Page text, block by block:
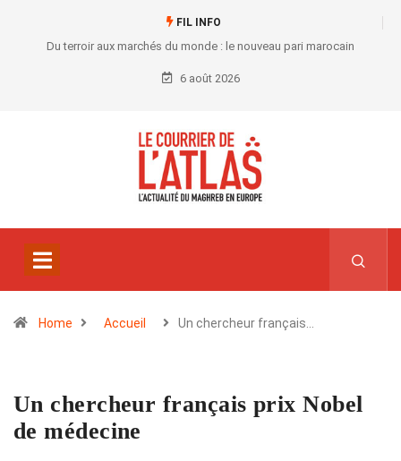
FIL INFO
Du terroir aux marchés du monde : le nouveau pari marocain
6 août 2026
Home Accueil Un chercheur français…
Un chercheur français prix Nobel
de médecine